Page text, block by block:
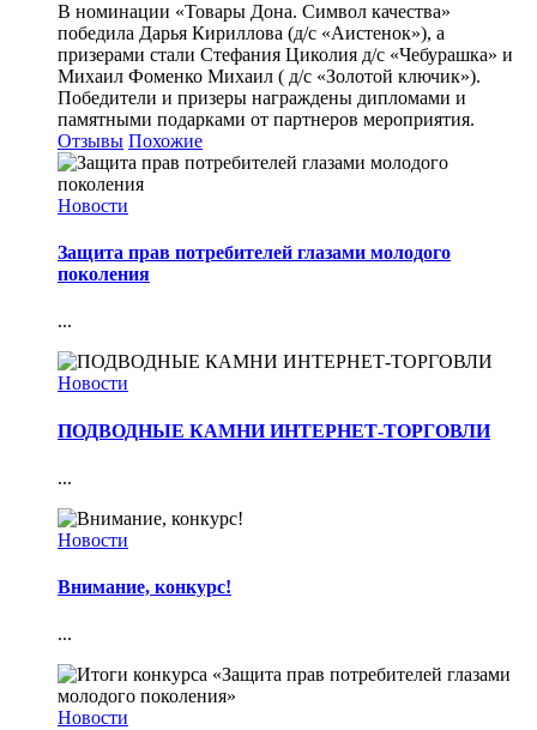
В номинации «Товары Дона. Символ качества»
победила Дарья Кириллова (д/с «Аистенок»), а
призерами стали Стефания Циколия д/с «Чебурашка» и
Михаил Фоменко Михаил ( д/с «Золотой ключик»).
Победители и призеры награждены дипломами и
памятными подарками от партнеров мероприятия.
Отзывы Похожие
Новости
Защита прав потребителей глазами молодого
поколения
...
Новости
ПОДВОДНЫЕ КАМНИ ИНТЕРНЕТ-ТОРГОВЛИ
...
Новости
Внимание, конкурс!
...
Новости